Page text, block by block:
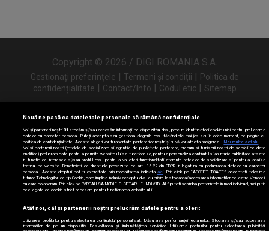
Copyright © 2026 / DIGI ROMANIA S.A.
Gestionați preferințele | Termeni și condiții | Politica de
confidențialitate | Contact/Info | Codul etic | Sitemap
Urmărește-ne și pe
Nouă ne pasă ca datele tale personale să rămână confidențiale
Noi și partenerii noștri31 stocăm și/sau accesăm informații pe dispozitivul dvs., precum identificatorii cookie unici pentru prelucrarea
datelor cu caracter personal. Puteți accepta sau gestiona alegerile dvs. făcând clic mai jos sau în orice moment, pe pagina cu
politica de confidențialitate. Aceste alegeri vor fi raportate partenerilor noștri și nu vă vor afecta navigarea.
Mai multe detalii
Noi si partenerii nostri (retelele de socializare si agentiile de publicitate partenere, precum si furnizorii nostri de servicii de date
analitice) prelucram date pentru a permite website-ului sa functioneze, pentru a personaliza continutul si anunturile publicitare afisate
in functie de interesele si/sau profilul dvs., pentru a va oferi functionalitati aferente retelelor de socializare si pentru a analiza
traficul pe website. Beneficiati de drepturile prevazute de art. 15-22 din GDPR in legatura cu prelucrarea datelor cu caracter
personal. Aceste drepturi pot fi exercitate prin modalitatea indicata aici. Prin click pe “ACCEPT TOATE”, acceptati folosirea
tuturor Tehnologiilor de tip Cookie, care implica inclusiv acceptul dvs. cu privire la stocarea/accesarea informatiilor de catre Vendor-ii
cu care colaboram. Prin click pe “VREAU SA MODIFIC SETARILE INDIVIDUAL” puteti schimba preferintele in mod individual, mai putin
cele legate de cookie strict necesare pentru functionarea website-ului.
Atât noi, cât și partenerii noștri prelucrăm datele pentru a oferi:
Utilizarea profilurilor pentru selectarea conținutului personalizat. Măsurarea performanței reclamelor. Stocarea și/sau accesarea
informațiilor de pe un dispozitiv. Dezvoltarea și îmbunătățirea serviciilor. Utilizarea profilurilor pentru selectarea publicității